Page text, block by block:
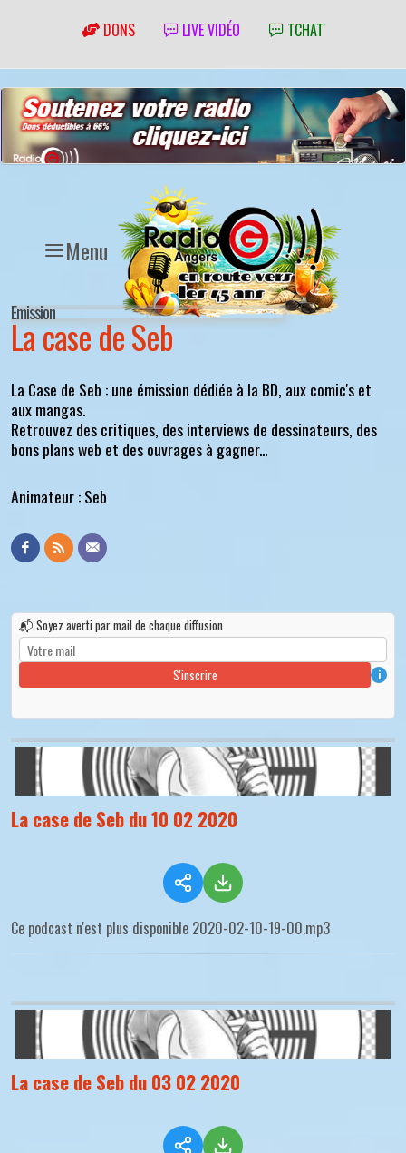
DONS LIVE VIDÉO TCHAT'
Menu
Emission
La case de Seb
La Case de Seb : une émission dédiée à la BD, aux comic's et
aux mangas.
Retrouvez des critiques, des interviews de dessinateurs, des
bons plans web et des ouvrages à gagner...
Animateur : Seb
📬 Soyez averti par mail de chaque diffusion
S'inscrire i
La case de Seb du 10 02 2020
Ce podcast n'est plus disponible 2020-02-10-19-00.mp3
La case de Seb du 03 02 2020